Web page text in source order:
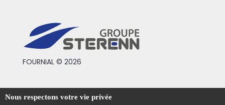
FOURNIAL © 2026
Conditions générales de vente
Nous respectons votre vie privée